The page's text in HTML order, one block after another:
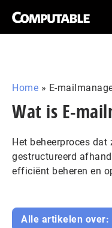
Home » E-
Wat is E-
Het beheerproces
gestructureerd
efficiënt beheren en
Alle artikelen over: